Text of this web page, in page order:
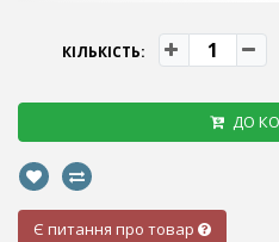
КІЛЬКІСТЬ:
ДО
Є питання про товар